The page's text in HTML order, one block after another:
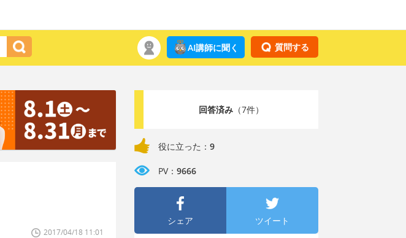
質問する
AI講師に聞く
2017/04/18 11:01
回答済み（7件）
役に立った： 9
PV： 9666
シェア ツイート